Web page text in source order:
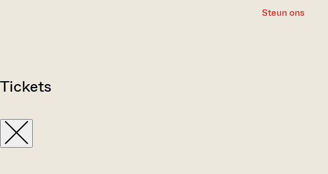
Steun ons
Tickets